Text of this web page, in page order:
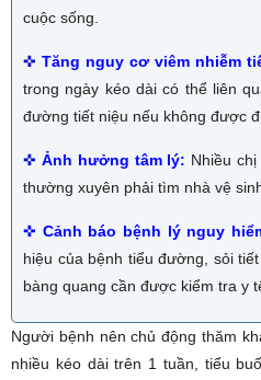
cuộc sống.
✜ Tăng nguy cơ viêm nhiễm
trong ngày kéo dài có thể liên
đường tiết niệu nếu không được
✜ Ảnh hưởng tâm lý: Nhiều
thường xuyên phải tìm nhà vệ
✜ Cảnh báo bệnh lý nguy
hiệu của bệnh tiểu đường, sỏi
bàng quang cần được kiểm tra y
Người bệnh nên chủ động thăm
nhiều kéo dài trên 1 tuần, tiểu